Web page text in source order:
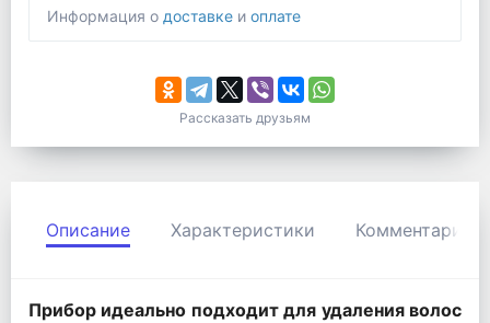
Информация о доставке и оплате
Рассказать друзьям
Описание Характеристики Комментарии
Прибор идеально подходит для удаления волос